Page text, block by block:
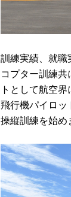
訓練実績、就職
コプター訓練
トとして航空界
飛行機パイロッ
操縦訓練を始め